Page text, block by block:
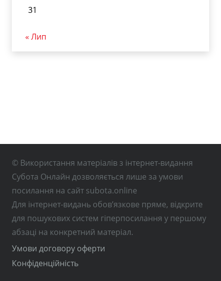
31
« Лип
© Використання матеріалів з інтернет-видання
Субота Онлайн дозволяється лише за умови
посилання на сайт subota.online
Для інтернет-видань обов’язкове пряме, відкрите
для пошукових систем гіперпосилання у першому
абзаці на конкретний матеріал.
Умови договору оферти
Конфіденційність